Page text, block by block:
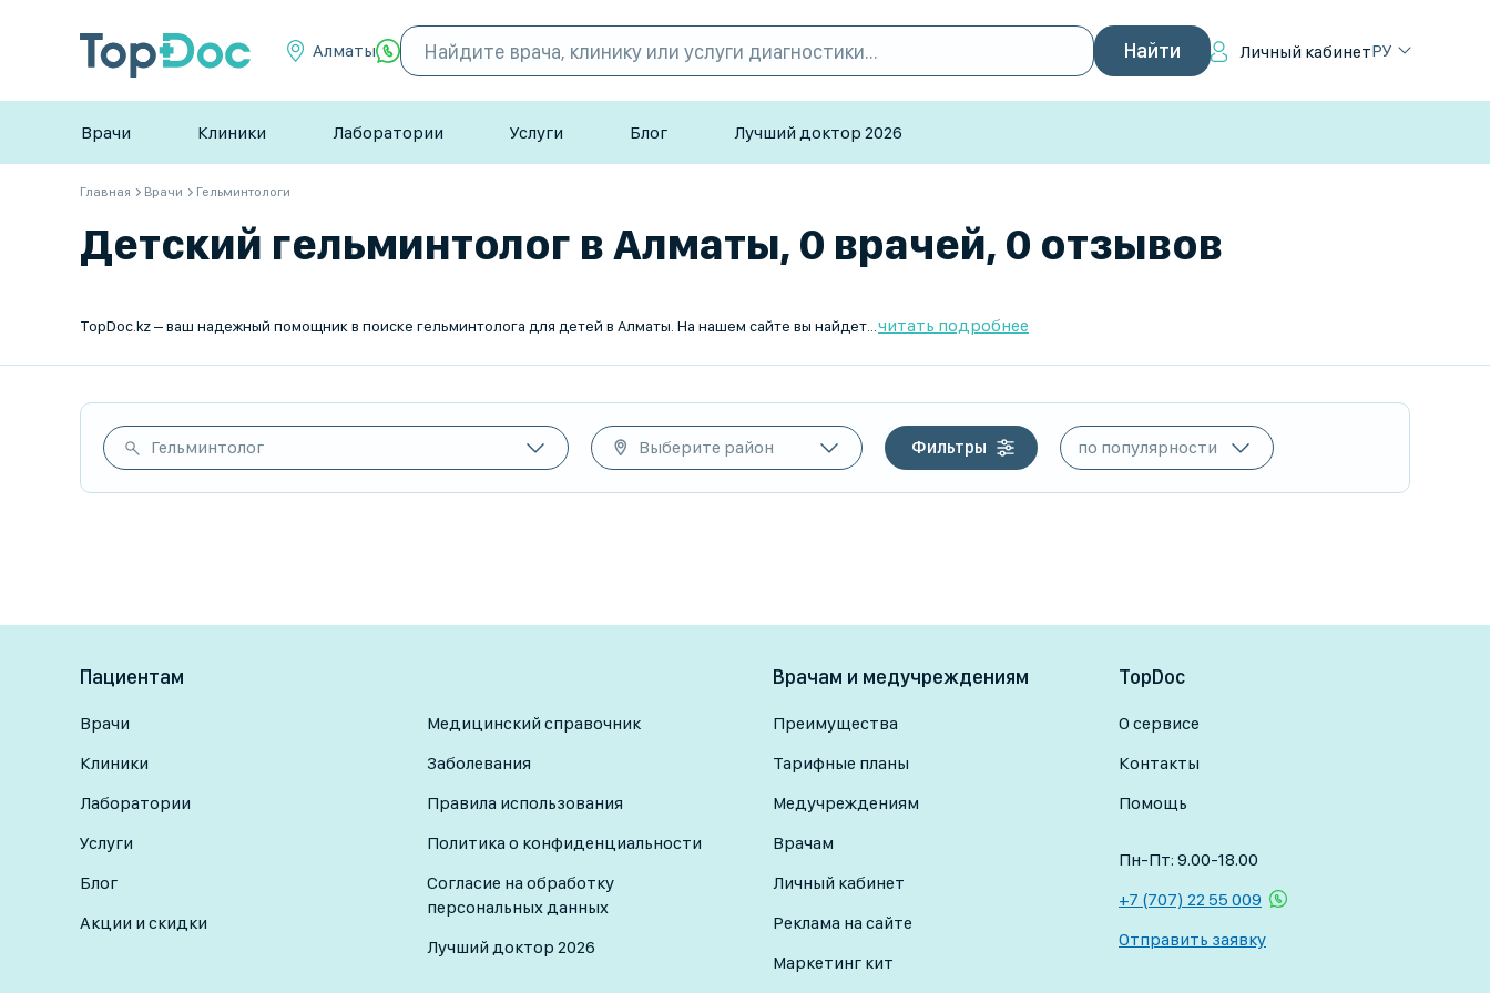
Алматы Личный кабинетРУ
Врачи Клиники Лаборатории Услуги Блог Лучший доктор 2026
Главная Врачи Гельминтологи
Детский гельминтолог в Алматы, 0 врачей, 0 отзывов
читать подробнее
Гельминтолог Выберите район Фильтры
Пациентам
Врачи
Клиники
Лаборатории
Услуги
Блог
Акции и скидки
Медицинский справочник
Заболевания
Правила использования
Политика о конфиденциальности
Согласие на обработку
персональных данных
Лучший доктор 2026
Врачам и медучреждениям
Преимущества
Тарифные планы
Медучреждениям
Врачам
Личный кабинет
Реклама на сайте
Маркетинг кит
TopDoc
О сервисе
Контакты
Помощь
Пн-Пт: 9.00-18.00
+7 (707) 22 55 009
Отправить заявку